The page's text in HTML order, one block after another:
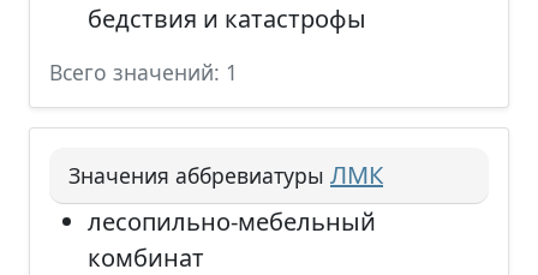
бедствия и катастрофы
Всего значений: 1
Значения аббревиатуры ЛМК
лесопильно-мебельный
комбинат